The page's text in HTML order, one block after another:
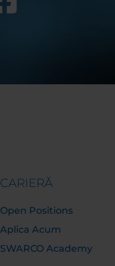
CARIERĂ
Open Positions
Aplica Acum
SWARCO Academy